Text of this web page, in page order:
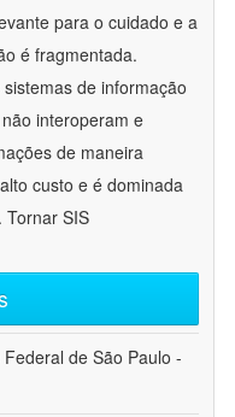
para o cuidado e a
é fragmentada.
de informação
interoperam e
de maneira
custo e é dominada
Tornar SIS
de São Paulo -